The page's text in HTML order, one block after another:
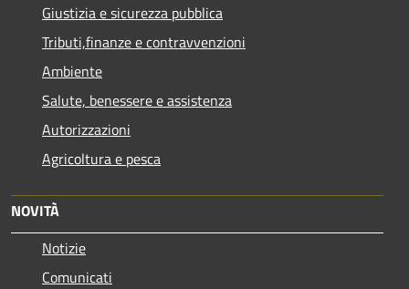
Giustizia e sicurezza pubblica
Tributi,finanze e contravvenzioni
Ambiente
Salute, benessere e assistenza
Autorizzazioni
Agricoltura e pesca
NOVITÀ
Notizie
Comunicati